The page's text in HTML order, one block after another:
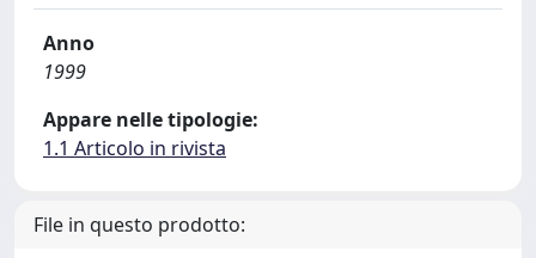
Anno
1999
Appare nelle tipologie:
1.1 Articolo in rivista
File in questo prodotto: